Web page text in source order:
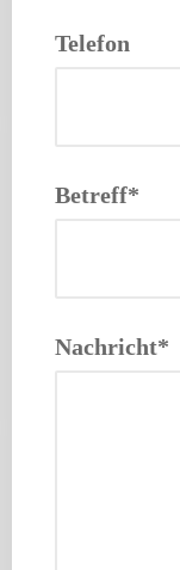
Telefon
Betreff*
Nachricht*